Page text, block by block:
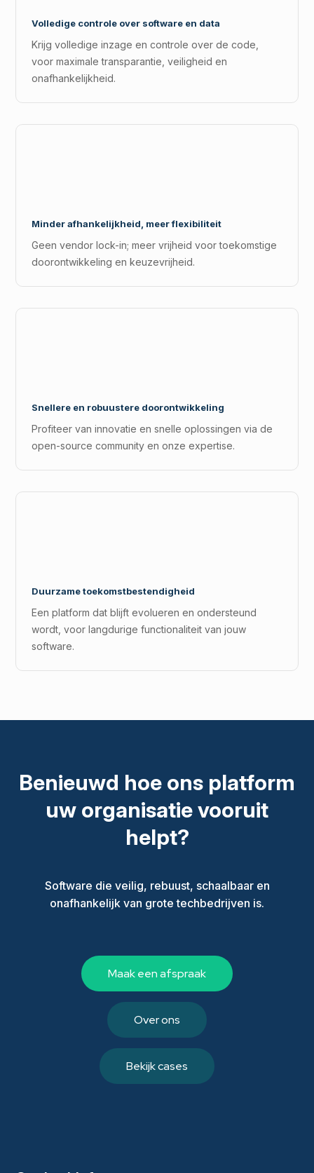
Volledige controle over software en data
Krijg volledige inzage en controle over de code,
voor maximale transparantie, veiligheid en
onafhankelijkheid.
Minder afhankelijkheid, meer flexibiliteit
Geen vendor lock-in; meer vrijheid voor toekomstige
doorontwikkeling en keuzevrijheid.
Snellere en robuustere doorontwikkeling
Profiteer van innovatie en snelle oplossingen via de
open-source community en onze expertise.
Duurzame toekomstbestendigheid
Een platform dat blijft evolueren en ondersteund
wordt, voor langdurige functionaliteit van jouw
software.
Benieuwd hoe ons platform
uw organisatie vooruit
helpt?
Software die veilig, rebuust, schaalbaar en
onafhankelijk van grote techbedrijven is.
Maak een afspraak
Over ons
Bekijk cases